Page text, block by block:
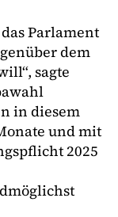
Parlament
dem
sagte
in diesem
und mit
2025